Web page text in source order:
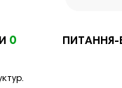
0 ПИТАННЯ-